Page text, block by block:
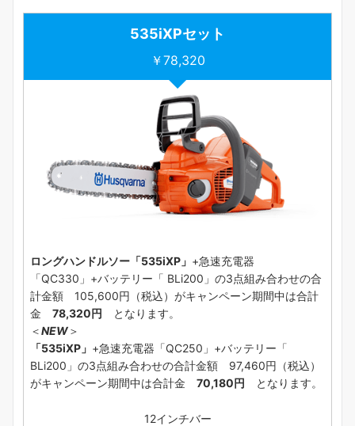
535iXPセット
￥78,320
ロングハンドルソー「535iXP」 +急速充電器
「QC330」+バッテリー「 BLi200」の3点組み合わせの合
計金額 105,600円（税込）がキャンペーン期間中は合計
金 78,320円 となります。
＜NEW＞
「535iXP」 +急速充電器「QC250」+バッテリー「
BLi200」の3点組み合わせの合計金額 97,460円（税込）
がキャンペーン期間中は合計金 70,180円 となります。
12インチバー